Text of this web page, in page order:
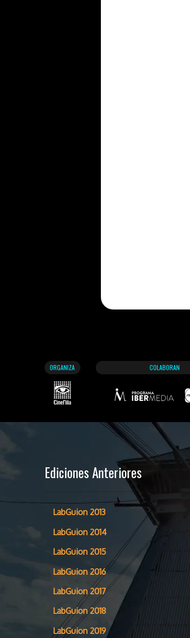
ORGANIZA COLABORAN
Ediciones Anteriores
LabGuion 2013
LabGuion 2014
LabGuion 2015
LabGuion 2016
LabGuion 2017
LabGuion 2018
LabGuion 2019